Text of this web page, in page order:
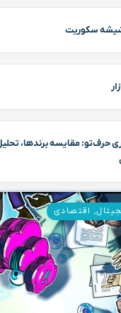
سکوریت
حرف‌تو: مقایسه برندها،
, اقتصادی